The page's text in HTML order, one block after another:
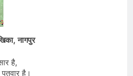
नागपुर
है,
पतवार है।